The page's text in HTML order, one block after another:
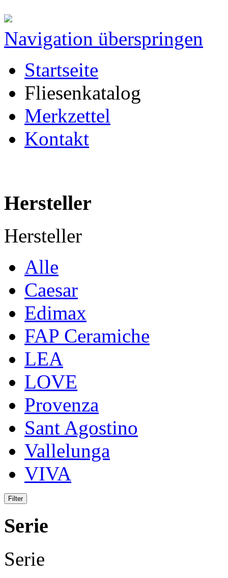
Navigation überspringen
Startseite
Fliesenkatalog
Merkzettel
Kontakt
Hersteller
Hersteller
Alle
Caesar
Edimax
FAP Ceramiche
LEA
LOVE
Provenza
Sant Agostino
Vallelunga
VIVA
Serie
Serie